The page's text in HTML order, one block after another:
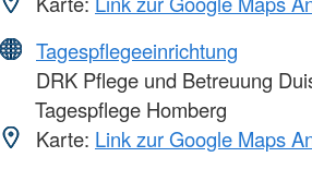
Tagespflegeeinrichtung
DRK Pflege und Betreuung
Tagespflege Homberg
Karte: Link zur Google Maps